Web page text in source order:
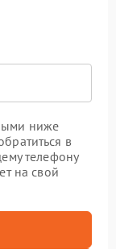
ниже
в
телефону
на свой